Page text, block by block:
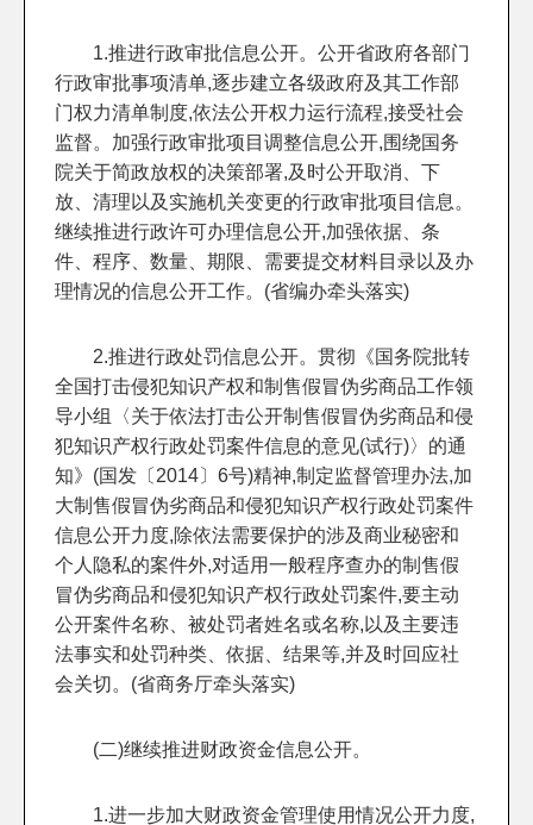
1.推进行政审批信息公开。公开省政府各部门
行政审批事项清单,逐步建立各级政府及其工作部
门权力清单制度,依法公开权力运行流程,接受社会
监督。加强行政审批项目调整信息公开,围绕国务
院关于简政放权的决策部署,及时公开取消、下
放、清理以及实施机关变更的行政审批项目信息。
继续推进行政许可办理信息公开,加强依据、条
件、程序、数量、期限、需要提交材料目录以及办
理情况的信息公开工作。(省编办牵头落实)
2.推进行政处罚信息公开。贯彻《国务院批转
全国打击侵犯知识产权和制售假冒伪劣商品工作领
导小组〈关于依法打击公开制售假冒伪劣商品和侵
犯知识产权行政处罚案件信息的意见(试行)〉的通
知》(国发〔2014〕6号)精神,制定监督管理办法,加
大制售假冒伪劣商品和侵犯知识产权行政处罚案件
信息公开力度,除依法需要保护的涉及商业秘密和
个人隐私的案件外,对适用一般程序查办的制售假
冒伪劣商品和侵犯知识产权行政处罚案件,要主动
公开案件名称、被处罚者姓名或名称,以及主要违
法事实和处罚种类、依据、结果等,并及时回应社
会关切。(省商务厅牵头落实)
(二)继续推进财政资金信息公开。
1.进一步加大财政资金管理使用情况公开力度,